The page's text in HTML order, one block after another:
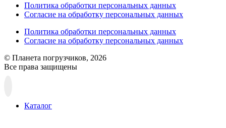
Политика обработки персональных данных
Согласие на обработку персональных данных
Политика обработки персональных данных
Согласие на обработку персональных данных
© Планета погрузчиков, 2026
Все права защищены
Каталог